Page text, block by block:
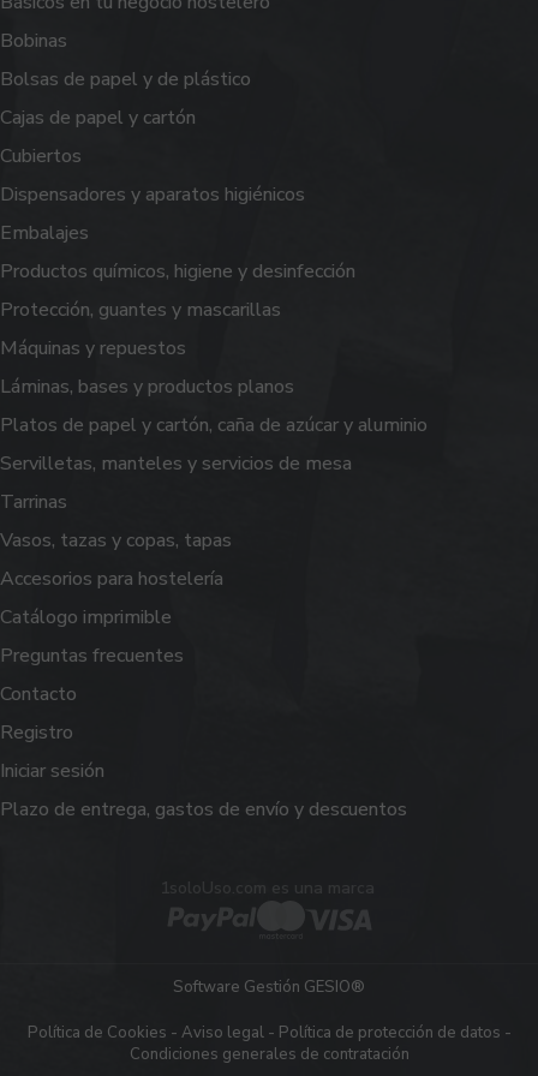
Bobinas
Bolsas de papel y de plástico
Cajas de papel y cartón
Cubiertos
Dispensadores y aparatos higiénicos
Embalajes
Productos químicos, higiene y desinfección
Protección, guantes y mascarillas
Máquinas y repuestos
Láminas, bases y productos planos
Platos de papel y cartón, caña de azúcar y aluminio
Servilletas, manteles y servicios de mesa
Tarrinas
Vasos, tazas y copas, tapas
Accesorios para hostelería
Catálogo imprimible
Preguntas frecuentes
Contacto
Registro
Iniciar sesión
Plazo de entrega, gastos de envío y descuentos
1soloUso.com es una marca
Software Gestión GESIO®
Política de Cookies - Aviso legal- Política de protección de datos -
Condiciones generales de contratación